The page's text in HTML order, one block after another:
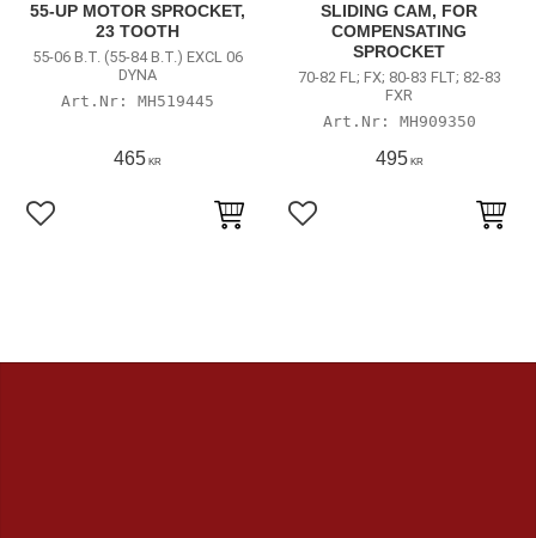
55-UP MOTOR SPROCKET,
23 TOOTH
55-06 B.T. (55-84 B.T.) EXCL 06
DYNA
MH519445
465KR
Lägg till i favoriter
SLIDING CAM, FOR
COMPENSATING
SPROCKET
70-82 FL; FX; 80-83 FLT; 82-83
FXR
MH909350
495KR
Lägg till i favoriter